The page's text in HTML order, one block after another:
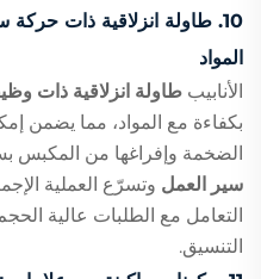
10. طاولة انزلاقية ذات
المواد
الأنابيب طاولة انزلاقية ذات
بكفاءة مع المواد، مما يضمن
الضخمة وإفراغها من المكبس
سير العمل وتسرّع العملية
التعامل مع الطلبات عالية
التنسيق.